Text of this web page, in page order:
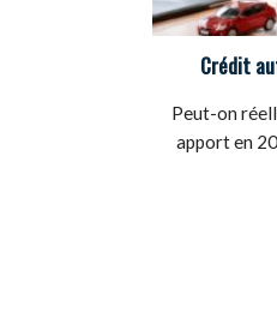
Crédit
Peut-on
apport en